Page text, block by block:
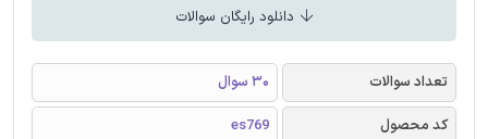
دانلود رایگان سوالات
تعداد سوالات
30 سوال
کد محصول
es769